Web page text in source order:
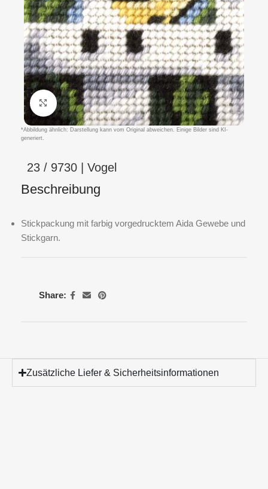
Klicken um zu vergrößern
*Abbildung ähnlich: Darstellung kann vom Original abweichen. Einige Bilder sind KI-
generiert.
23 / 9730 | Vogel
Beschreibung
Stickpackung mit farbig vorgedrucktem Aida Gewebe und
Stickgarn.
Share:
Zusätzliche Liefer & Sicherheitsinformationen